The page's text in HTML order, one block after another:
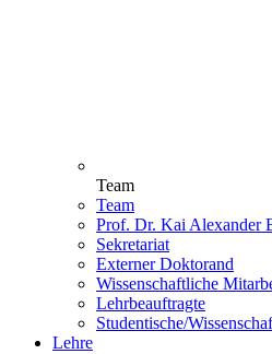
Team
Team
Prof. Dr. Kai Alexander
Sekretariat
Externer Doktorand
Wissenschaftliche
Lehrbeauftragte
Studentische/
Lehre